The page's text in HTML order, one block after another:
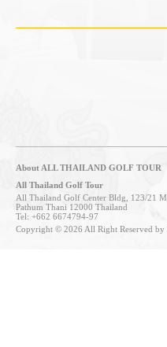
About ALL THAILAND GOLF TOUR
All Thailand Golf Tour
All Thailand Golf Center Bldg, 123/21
Pathum Thani 12000 Thailand
Tel: +662 6674794-97
Copyright © 2026 All Right Reserved by